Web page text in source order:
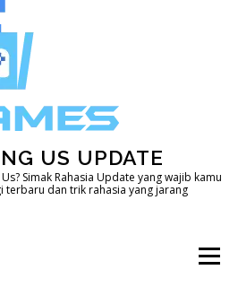
US UPDATE
Simak Rahasia Update yang wajib kamu
terbaru dan trik rahasia yang jarang
Menu